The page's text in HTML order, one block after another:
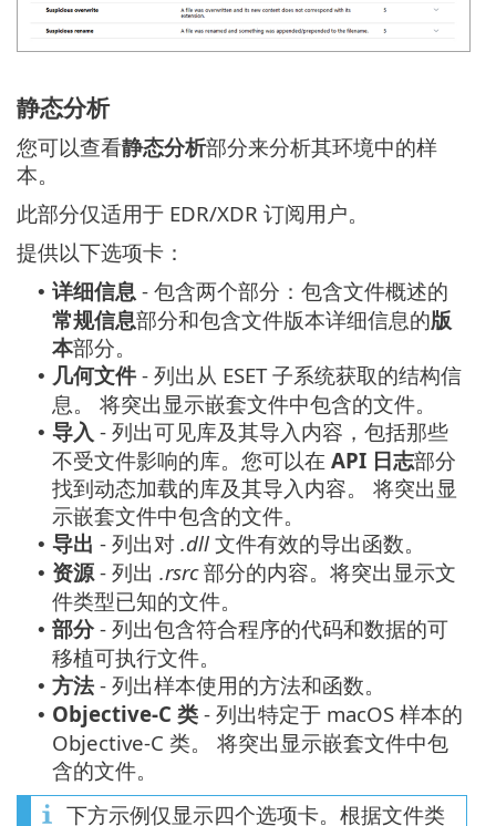
静态分析
您可以查看静态分析部分来分析其环境中的样
本。
此部分仅适用于 EDR/XDR 订阅用户。
提供以下选项卡：
• 详细信息 - 包含两个部分：包含文件概述的
常规信息部分和包含文件版本详细信息的版
本部分。
• 几何文件 - 列出从 ESET 子系统获取的结构信
息。 将突出显示嵌套文件中包含的文件。
• 导入 - 列出可见库及其导入内容，包括那些
不受文件影响的库。您可以在 API 日志部分
找到动态加载的库及其导入内容。 将突出显
示嵌套文件中包含的文件。
• 导出 - 列出对 .dll 文件有效的导出函数。
• 资源- 列出 .rsrc部分的内容。将突出显示文
件类型已知的文件。
• 部分- 列出包含符合程序的代码和数据的可
移植可执行文件。
• 方法 - 列出样本使用的方法和函数。
• Objective-C 类 - 列出特定于 macOS 样本的
Objective-C 类。 将突出显示嵌套文件中包
含的文件。
下方示例仅显示四个选项卡。根据文件类